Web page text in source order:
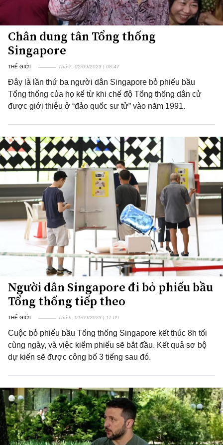
Chân dung tân Tổng thống
Singapore
THẾ GIỚI Thứ 7, 02/09/2023 | 08:47
Đây là lần thứ ba người dân Singapore bỏ phiếu bầu
Tổng thống của họ kể từ khi chế độ Tổng thống dân cử
được giới thiệu ở “đảo quốc sư tử” vào năm 1991.
Người dân Singapore đi bỏ phiếu bầu
Tổng thống tiếp theo
THẾ GIỚI Thứ 6, 01/09/2023 | 11:09
Cuộc bỏ phiếu bầu Tổng thống Singapore kết thúc 8h tối
cùng ngày, và việc kiểm phiếu sẽ bắt đầu. Kết quả sơ bộ
dự kiến sẽ được công bố 3 tiếng sau đó.